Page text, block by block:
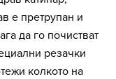
е претрупан и
да го почистват
резачки
колкото на